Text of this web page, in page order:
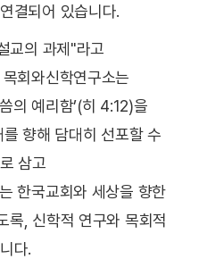
결되어 있습니다.
교의 과제"라고
회와신학연구소는
의 예리함’(히 4:12)을
향해 담대히 선포할 수
삼고
한국교회와 세상을 향한
록, 신학적 연구와 목회적
다.